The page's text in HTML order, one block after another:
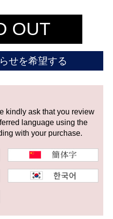
から探す
アンティーク品
SALE
品を絞り込む
はこちら
OUT
せを希望する
kindly ask that you review
language using the
with your purchase.